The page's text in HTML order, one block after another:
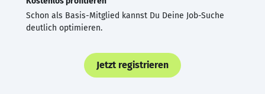
Schon als Basis-Mitglied kannst Du Deine Job-Suche
deutlich optimieren.
Jetzt registrieren